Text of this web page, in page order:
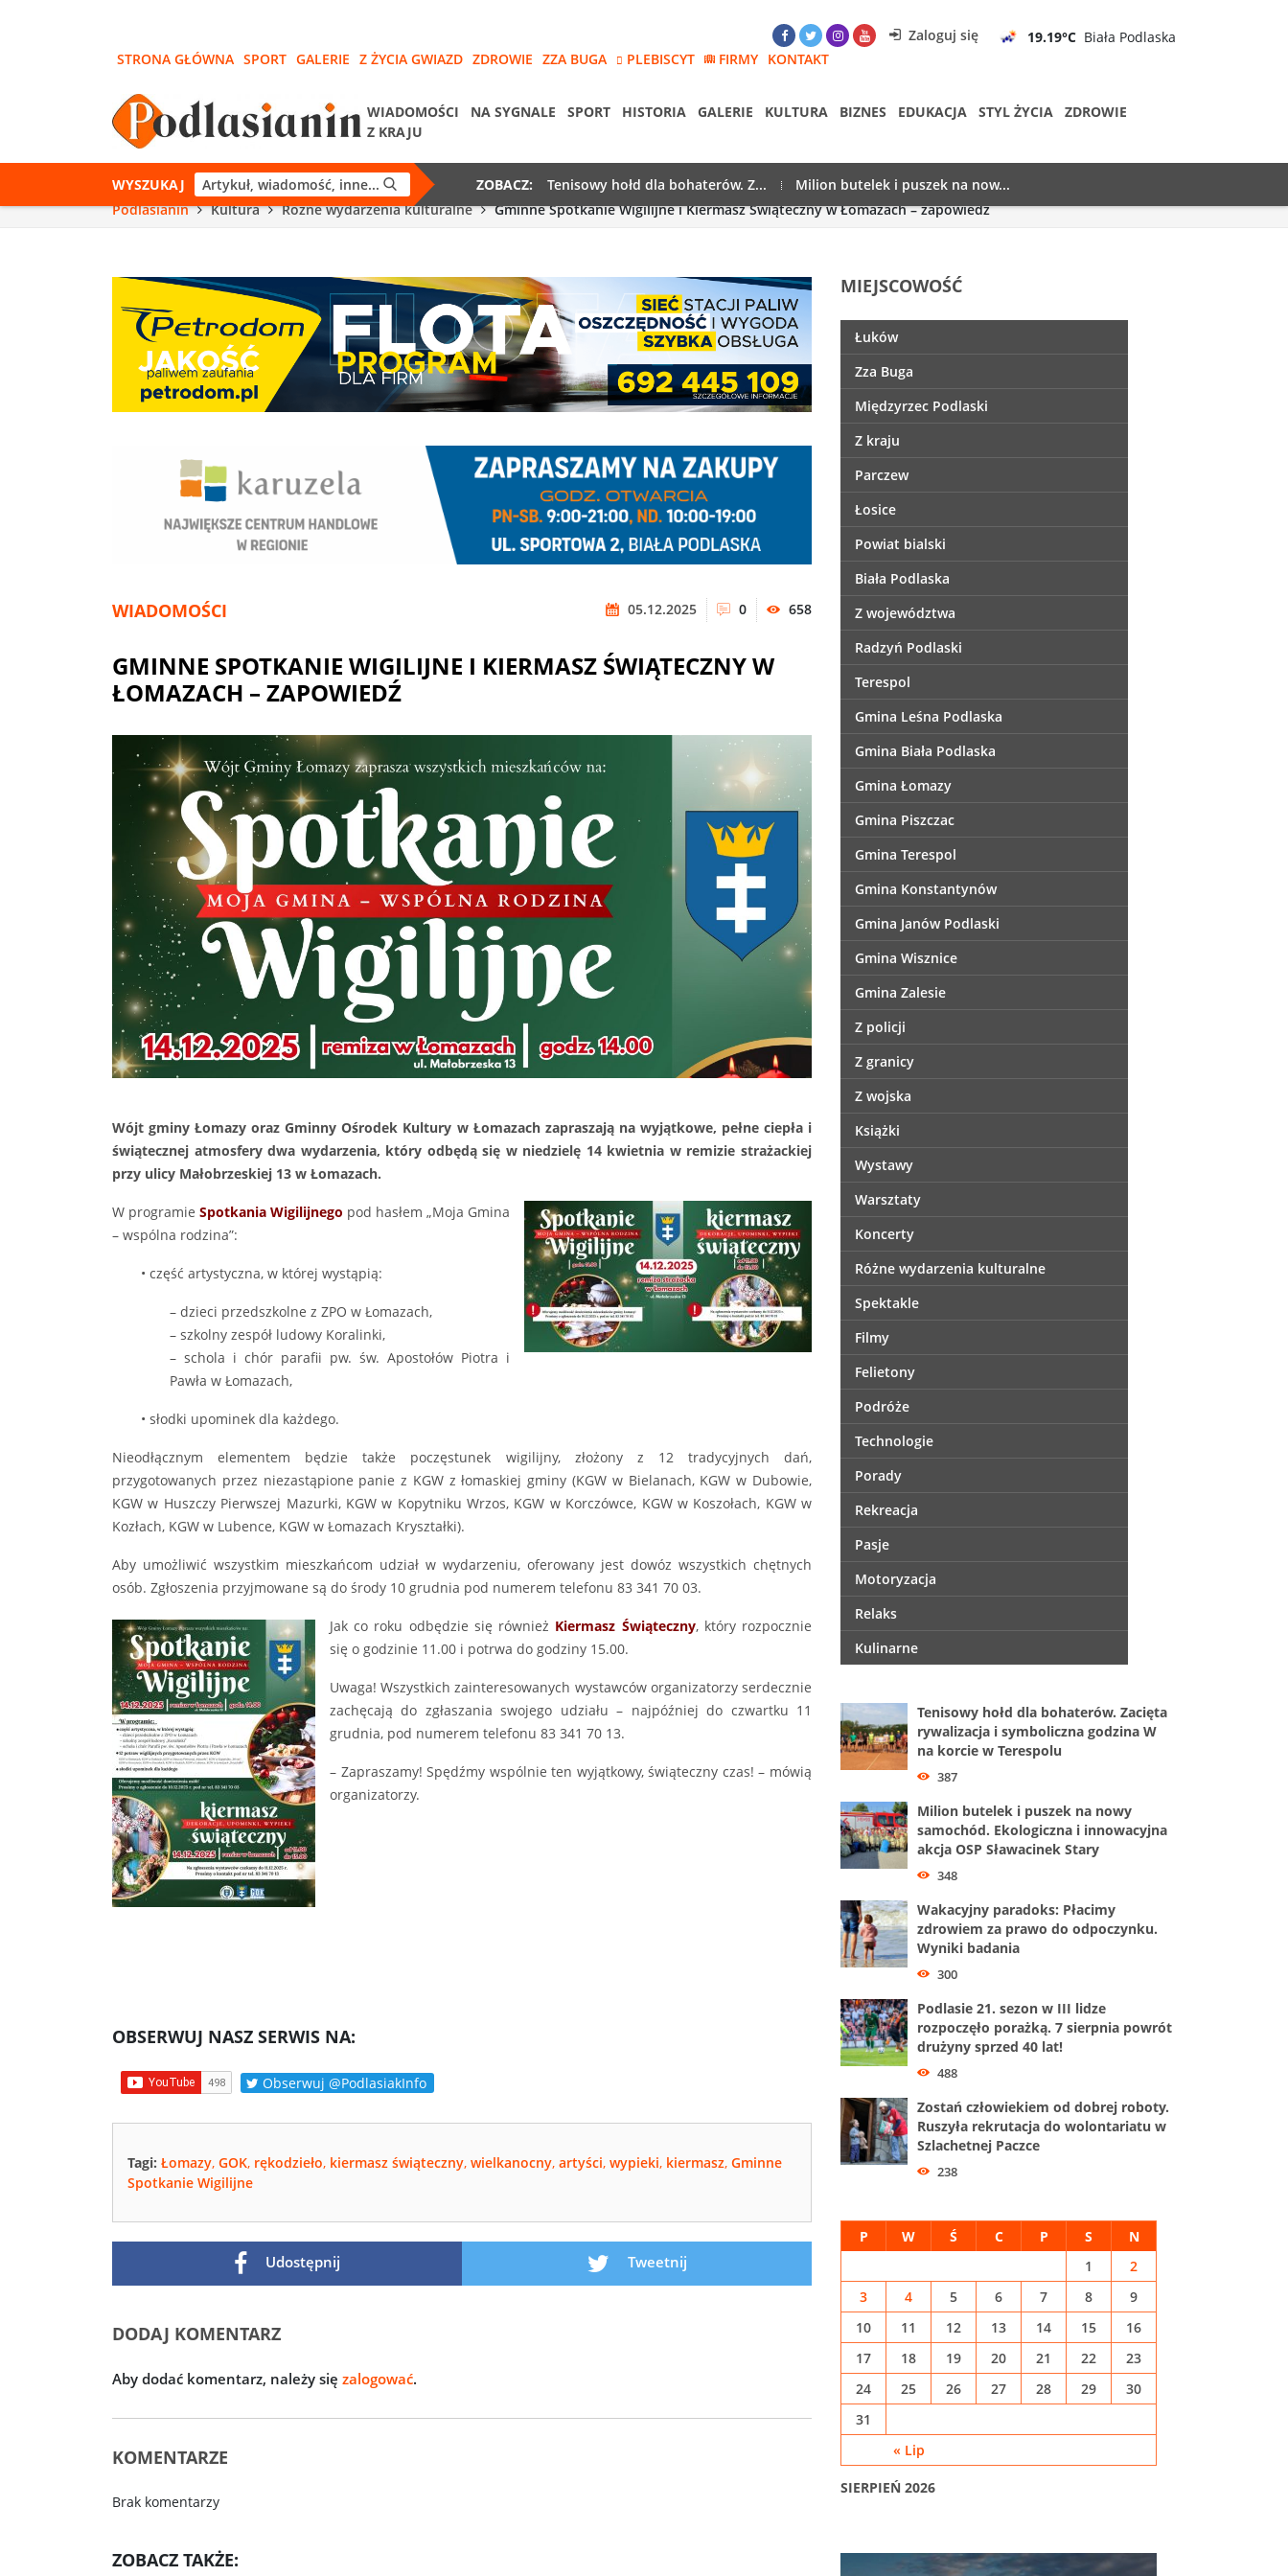
Zaloguj się 19.19°C Biała Podlaska
STRONA GŁÓWNA SPORT GALERIE Z ŻYCIA GWIAZD ZDROWIE ZZA BUGA PLEBISCYT FIRMY KONTAKT
WIADOMOŚCI NA SYGNALE SPORT HISTORIA GALERIE KULTURA BIZNES EDUKACJA STYL ŻYCIA
ZDROWIE
Z KRAJU
WYSZUKAJ ZOBACZ: Tenisowy hołd dla bohaterów. Z...
Milion butelek i puszek na now...
Podlasianin
Kultura Różne wydarzenia kulturalne Gminne Spotkanie Wigilijne i Kiermasz Świąteczny w Łomazach – zapowiedź
WIADOMOŚCI 05.12.2025 0 658
GMINNE SPOTKANIE WIGILIJNE I KIERMASZ ŚWIĄTECZNY W
ŁOMAZACH – ZAPOWIEDŹ
Wójt gminy Łomazy oraz Gminny Ośrodek Kultury w Łomazach zapraszają na wyjątkowe, pełne ciepła i
świątecznej atmosfery dwa wydarzenia, który odbędą się w niedzielę 14 kwietnia w remizie strażackiej
przy ulicy Małobrzeskiej 13 w Łomazach.
W programie Spotkania Wigilijnego pod hasłem „Moja Gmina
– wspólna rodzina”:
• część artystyczna, w której wystąpią:
– dzieci przedszkolne z ZPO w Łomazach,
– szkolny zespół ludowy Koralinki,
– schola i chór parafii pw. św. Apostołów Piotra i
Pawła w Łomazach,
• słodki upominek dla każdego.
Nieodłącznym elementem będzie także poczęstunek wigilijny, złożony z 12 tradycyjnych dań,
przygotowanych przez niezastąpione panie z KGW z łomaskiej gminy (KGW w Bielanach, KGW w Dubowie,
KGW w Huszczy Pierwszej Mazurki, KGW w Kopytniku Wrzos, KGW w Korczówce, KGW w Koszołach, KGW w
Kozłach, KGW w Lubence, KGW w Łomazach Kryształki).
Aby umożliwić wszystkim mieszkańcom udział w wydarzeniu, oferowany jest dowóz wszystkich chętnych
osób. Zgłoszenia przyjmowane są do środy 10 grudnia pod numerem telefonu 83 341 70 03.
Jak co roku odbędzie się również Kiermasz Świąteczny, który rozpocznie
się o godzinie 11.00 i potrwa do godziny 15.00.
Uwaga! Wszystkich zainteresowanych wystawców organizatorzy serdecznie
zachęcają do zgłaszania swojego udziału – najpóźniej do czwartku 11
grudnia, pod numerem telefonu 83 341 70 13.
– Zapraszamy! Spędźmy wspólnie ten wyjątkowy, świąteczny czas! – mówią
organizatorzy.
OBSERWUJ NASZ SERWIS NA:
Obserwuj @PodlasiakInfo
Tagi: Łomazy, GOK, rękodzieło, kiermasz świąteczny, wielkanocny, artyści, wypieki, kiermasz, Gminne
Spotkanie Wigilijne
Udostępnij Tweetnij
DODAJ KOMENTARZ
Aby dodać komentarz, należy się zalogować.
KOMENTARZE
Brak komentarzy
ZOBACZ TAKŻE:
MIEJSCOWOŚĆ
Łuków
Zza Buga
Międzyrzec Podlaski
Z kraju
Parczew
Łosice
Powiat bialski
Biała Podlaska
Z województwa
Radzyń Podlaski
Terespol
Gmina Leśna Podlaska
Gmina Biała Podlaska
Gmina Łomazy
Gmina Piszczac
Gmina Terespol
Gmina Konstantynów
Gmina Janów Podlaski
Gmina Wisznice
Gmina Zalesie
Z policji
Z granicy
Z wojska
Książki
Wystawy
Warsztaty
Koncerty
Różne wydarzenia kulturalne
Spektakle
Filmy
Felietony
Podróże
Technologie
Porady
Rekreacja
Pasje
Motoryzacja
Relaks
Kulinarne
Tenisowy hołd dla bohaterów. Zacięta
rywalizacja i symboliczna godzina W
na korcie w Terespolu
387
Milion butelek i puszek na nowy
samochód. Ekologiczna i innowacyjna
akcja OSP Sławacinek Stary
348
Wakacyjny paradoks: Płacimy
zdrowiem za prawo do odpoczynku.
Wyniki badania
300
Podlasie 21. sezon w III lidze
rozpoczęło porażką. 7 sierpnia powrót
drużyny sprzed 40 lat!
488
Zostań człowiekiem od dobrej roboty.
Ruszyła rekrutacja do wolontariatu w
Szlachetnej Paczce
238
SIERPIEŃ 2026
P W Ś C P S N
« Lip
1
2
3
4 5 6 7 8
9
10
11 12 13 14 15
16
17
18 19 20 21 22
23
24
25 26 27 28 29
30
31